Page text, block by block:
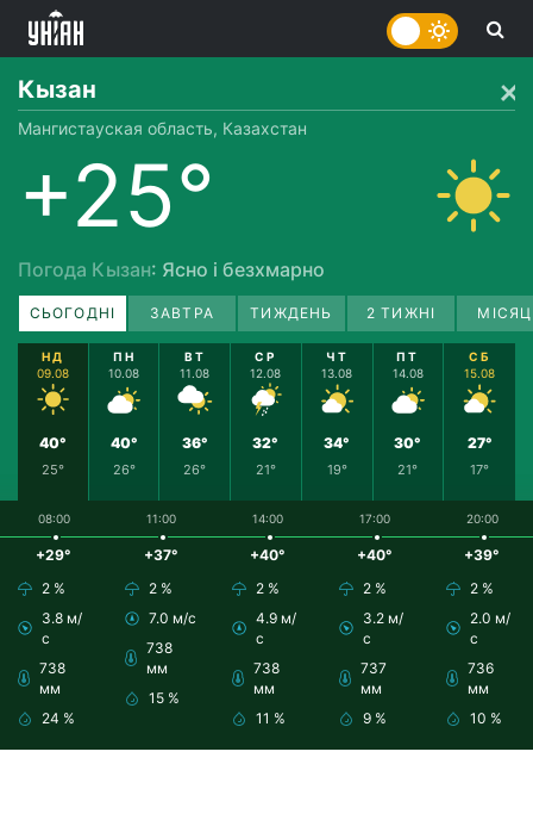
Кызан
Мангистауская область, Казахстан
+25°
Погода Кызан: Ясно і безхмарно
СЬОГОДНІ ЗАВТРА ТИЖДЕНЬ 2 ТИЖНІ
НД
09.08
40°
25°
ПН
10.08
40°
26°
ВТ
11.08
36°
26°
СР
12.08
32°
21°
ЧТ
13.08
34°
19°
ПТ
14.08
30°
21°
СБ
15.08
27°
17°
08:00
+29°
2 %
3.8 м/
с
738
мм
24 %
11:00
+37°
2 %
7.0 м/с
738
мм
15 %
14:00
+40°
2 %
4.9 м/
с
738
мм
11 %
17:00
+40°
2 %
3.2 м/
с
737
мм
9 %
20:00
+39°
2 %
2.0 м/
с
736
мм
10 %